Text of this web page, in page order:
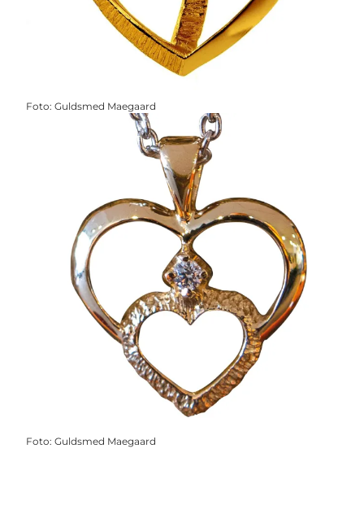
Foto: Guldsmed Maegaard
Foto: Guldsmed Maegaard